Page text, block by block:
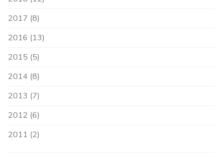
2017 (8)
2016 (13)
2015 (5)
2014 (8)
2013 (7)
2012 (6)
2011 (2)